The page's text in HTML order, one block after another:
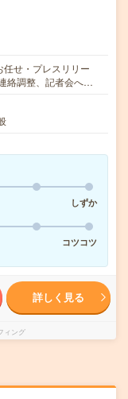
せ・プレスリリー
絡調整、記者会へ…
しずか
コツコツ
詳しく見る
ィング